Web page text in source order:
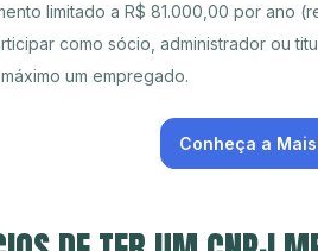
limitado a R$ 81.000,00 por ano
como sócio, administrador ou
um empregado.
Conheça a